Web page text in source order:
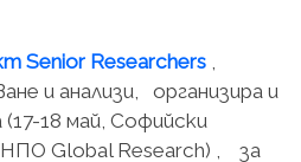
Senior Researchers ,
и анализи, организира и
18 май, Софийски
Global Research) , за